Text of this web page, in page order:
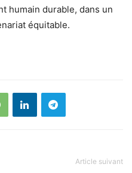
humain durable, dans un
équitable.
Article suivant